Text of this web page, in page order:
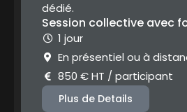
dédié.
Session collective avec
1 jour
En présentiel ou à
850 € HT / participant
Plus de Details